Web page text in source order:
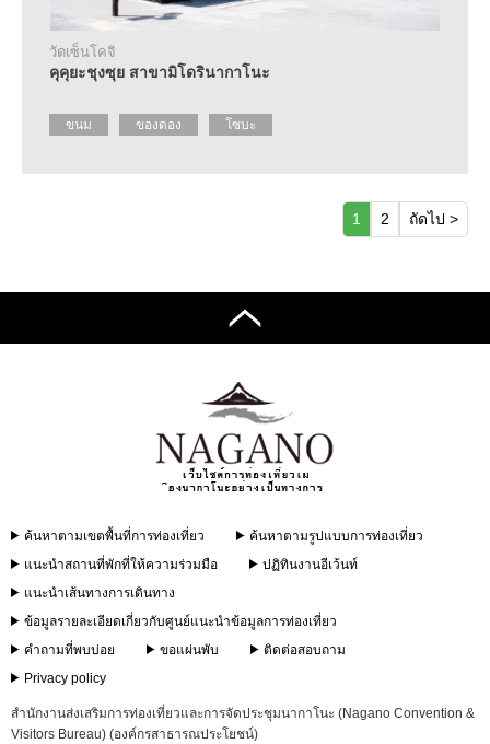
วัดเซ็นโคจิ
คุคุยะชุงซุย สาขามิโดรินากาโนะ
ขนม ของดอง โซบะ
1 2 ถัดไป >
ค้นหาตามเขตพื้นที่การท่องเที่ยว
ค้นหาตามรูปแบบการท่องเที่ยว
แนะนำสถานที่พักที่ให้ความร่วมมือ
ปฏิทินงานอีเว้นท์
แนะนำเส้นทางการเดินทาง
ข้อมูลรายละเอียดเกี่ยวกับศูนย์แนะนำข้อมูลการท่องเที่ยว
คำถามที่พบบ่อย
ขอแผ่นพับ
ติดต่อสอบถาม
Privacy policy
สำนักงานส่งเสริมการท่องเที่ยวและการจัดประชุมนากาโนะ (Nagano Convention &
Visitors Bureau) (องค์กรสาธารณประโยชน์)